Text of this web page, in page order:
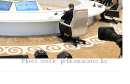
Photo credit: primeminister.kz